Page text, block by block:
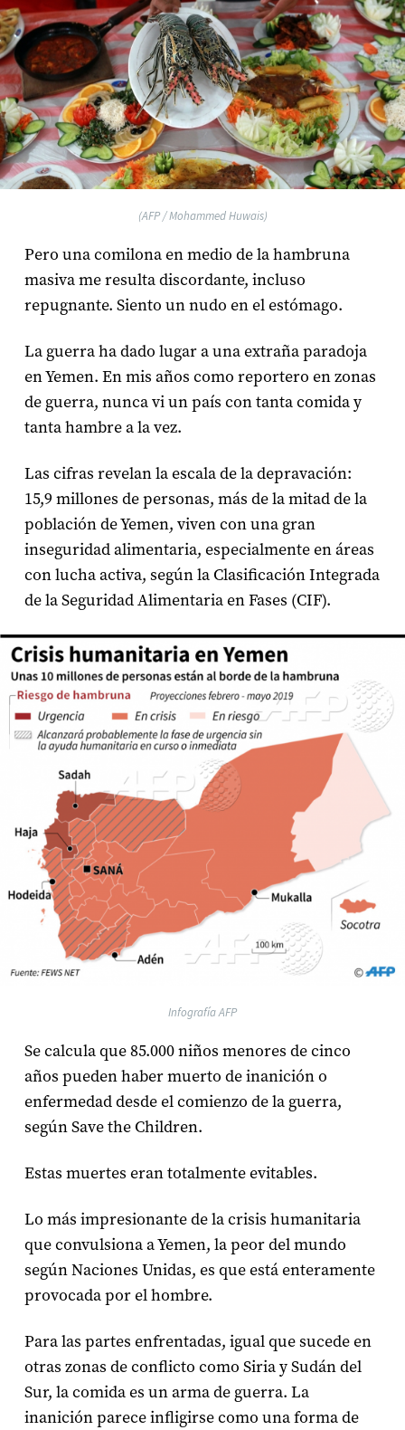
(AFP / Mohammed Huwais)
Pero una comilona en medio de la hambruna
masiva me resulta discordante, incluso
repugnante. Siento un nudo en el estómago.
La guerra ha dado lugar a una extraña paradoja
en Yemen. En mis años como reportero en zonas
de guerra, nunca vi un país con tanta comida y
tanta hambre a la vez.
Las cifras revelan la escala de la depravación:
15,9 millones de personas, más de la mitad de la
población de Yemen, viven con una gran
inseguridad alimentaria, especialmente en áreas
con lucha activa, según la Clasificación Integrada
de la Seguridad Alimentaria en Fases (CIF).
Infografía AFP
Se calcula que 85.000 niños menores de cinco
años pueden haber muerto de inanición o
enfermedad desde el comienzo de la guerra,
según Save the Children.
Estas muertes eran totalmente evitables.
Lo más impresionante de la crisis humanitaria
que convulsiona a Yemen, la peor del mundo
según Naciones Unidas, es que está enteramente
provocada por el hombre.
Para las partes enfrentadas, igual que sucede en
otras zonas de conflicto como Siria y Sudán del
Sur, la comida es un arma de guerra. La
inanición parece infligirse como una forma de